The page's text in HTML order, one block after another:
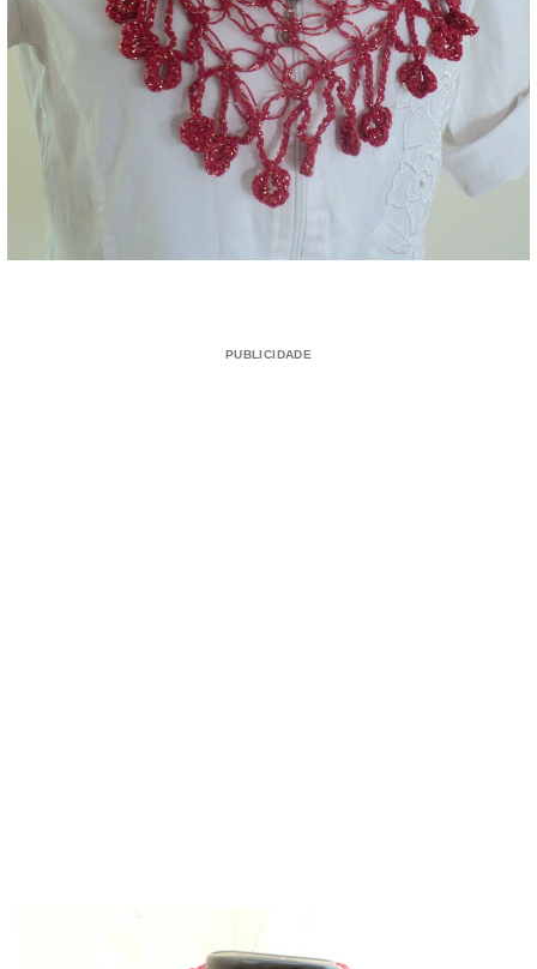
PUBLICIDADE